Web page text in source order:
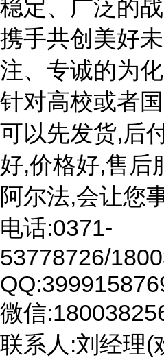
稳定、广泛的
携手共创美好
注、专诚的为
针对高校或者
可以先发货,后
好,价格好,售后
阿尔法,会让您
电话:0371-
53778726/
微信
联系人:刘经理(